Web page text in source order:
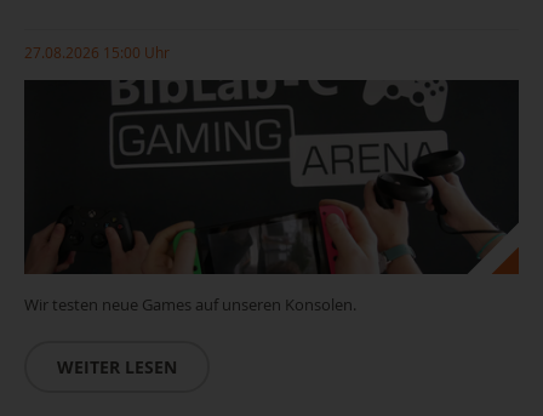
27.08.2026 15:00 Uhr
Wir testen neue Games auf unseren Konsolen.
WEITER LESEN